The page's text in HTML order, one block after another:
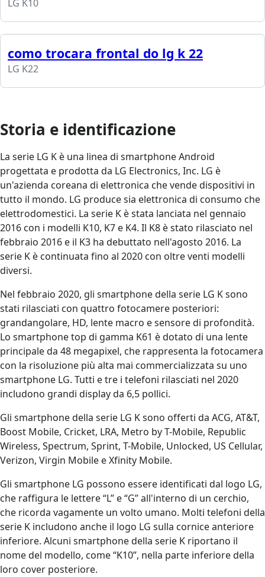
LG K10
como trocara frontal do lg k 22
LG K22
Storia e identificazione
La serie LG K è una linea di smartphone Android
progettata e prodotta da LG Electronics, Inc. LG è
un'azienda coreana di elettronica che vende dispositivi in
tutto il mondo. LG produce sia elettronica di consumo che
elettrodomestici. La serie K è stata lanciata nel gennaio
2016 con i modelli K10, K7 e K4. Il K8 è stato rilasciato nel
febbraio 2016 e il K3 ha debuttato nell'agosto 2016. La
serie K è continuata fino al 2020 con oltre venti modelli
diversi.
Nel febbraio 2020, gli smartphone della serie LG K sono
stati rilasciati con quattro fotocamere posteriori:
grandangolare, HD, lente macro e sensore di profondità.
Lo smartphone top di gamma K61 è dotato di una lente
principale da 48 megapixel, che rappresenta la fotocamera
con la risoluzione più alta mai commercializzata su uno
smartphone LG. Tutti e tre i telefoni rilasciati nel 2020
includono grandi display da 6,5 pollici.
Gli smartphone della serie LG K sono offerti da ACG, AT&T,
Boost Mobile, Cricket, LRA, Metro by T-Mobile, Republic
Wireless, Spectrum, Sprint, T-Mobile, Unlocked, US Cellular,
Verizon, Virgin Mobile e Xfinity Mobile.
Gli smartphone LG possono essere identificati dal logo LG,
che raffigura le lettere “L” e “G” all'interno di un cerchio,
che ricorda vagamente un volto umano. Molti telefoni della
serie K includono anche il logo LG sulla cornice anteriore
inferiore. Alcuni smartphone della serie K riportano il
nome del modello, come “K10”, nella parte inferiore della
loro cover posteriore.